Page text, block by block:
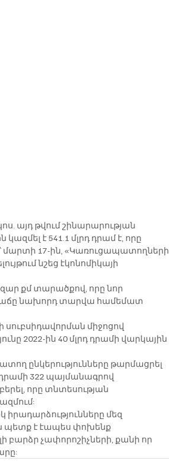
այդ թվում շինարարության
է 541.1 մլրդ դրամ է, որը
մարտի 17-ին, «Կառուցապատողների
նշեց էկոնոմիկայի
քմ տարածքով, որը նոր
աճը նախորդ տարվա համեմատ
սուբսիդավորման միջոցով
2022-ին 40 մլրդ դրամի վարկային
ընկերությունները թարմացրել
դրամի 322 պայմանագրով
որը տնտեսության
մեզ
պետք է էապես փոխենք
չափորոշիչների, քանի որ